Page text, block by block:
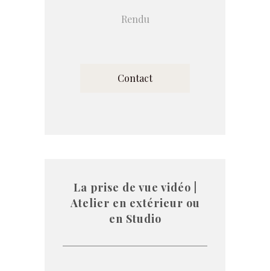
Rendu
Contact
La prise de vue vidéo |
Atelier en extérieur ou
en Studio